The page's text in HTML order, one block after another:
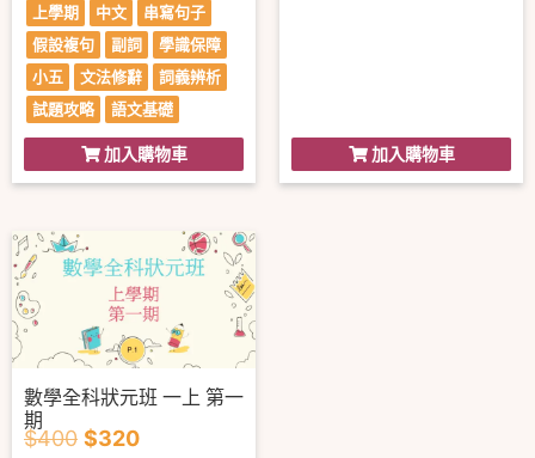
上學期 中文
串寫句子
假設複句
副詞
學識保障
小五
文法修辭
詞義辨析
試題攻略
語文基礎
加入購物車 加入購物車
數學全科狀元班 一上 第一
期
$400 $320